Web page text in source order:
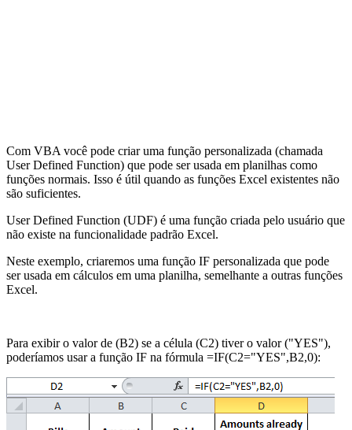
Com VBA você pode criar uma função personalizada (chamada
User Defined Function) que pode ser usada em planilhas como
funções normais. Isso é útil quando as funções Excel existentes não
são suficientes.
User Defined Function (UDF) é uma função criada pelo usuário que
não existe na funcionalidade padrão Excel.
Neste exemplo, criaremos uma função IF personalizada que pode
ser usada em cálculos em uma planilha, semelhante a outras funções
Excel.
Para exibir o valor de (B2) se a célula (C2) tiver o valor ("YES"),
poderíamos usar a função IF na fórmula =IF(C2="YES",B2,0):